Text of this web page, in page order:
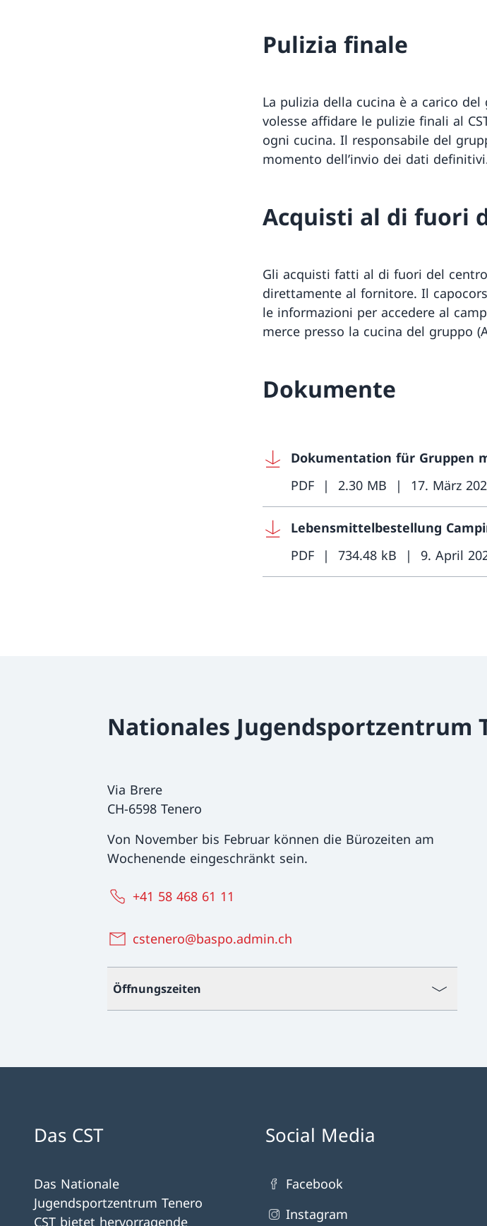
Pulizia finale
La pulizia della cucina è a carico
volesse affidare le pulizie finali al
ogni cucina. Il responsabile del
momento dell’invio dei dati
Acquisti al di fuori
Gli acquisti fatti al di fuori del
direttamente al fornitore. Il
le informazioni per accedere al
merce presso la cucina del gruppo
Dokumente
Dokumentation für Gruppen
PDF
2.30 MB 17. März
Lebensmittelbestellung
PDF
734.48 kB 9. April
Nationales Jugendsportzentrum
Via Brere
CH-6598 Tenero
Von November bis Februar können die Bürozeiten am
Wochenende eingeschränkt sein.
+41 58 468 61 11
cstenero@baspo.admin.ch
Öffnungszeiten
Das CST
Das Nationale
Jugendsportzentrum Tenero
CST bietet hervorragende
Social Media
Facebook
Instagram